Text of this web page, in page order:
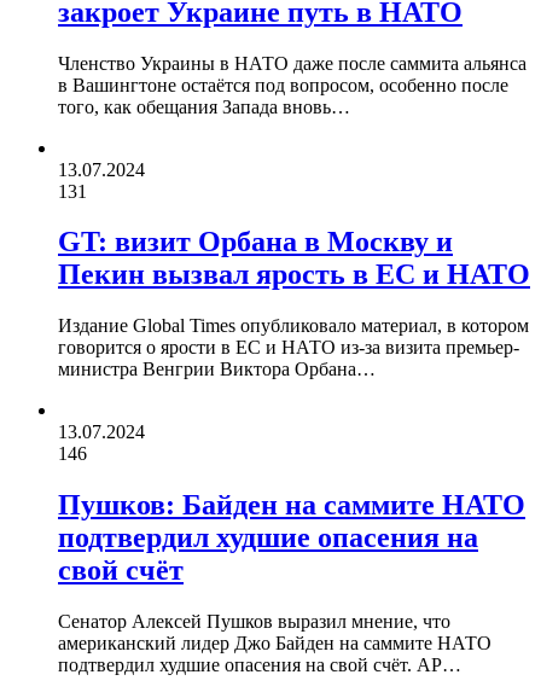
закроет Украине путь в НАТО
Членство Украины в НАТО даже после саммита альянса
в Вашингтоне остаётся под вопросом, особенно после
того, как обещания Запада вновь…
13.07.2024
131
GT: визит Орбана в Москву и
Пекин вызвал ярость в ЕС и НАТО
Издание Global Times опубликовало материал, в котором
говорится о ярости в ЕС и НАТО из-за визита премьер-
министра Венгрии Виктора Орбана…
13.07.2024
146
Пушков: Байден на саммите НАТО
подтвердил худшие опасения на
свой счёт
Сенатор Алексей Пушков выразил мнение, что
американский лидер Джо Байден на саммите НАТО
подтвердил худшие опасения на свой счёт. AP…